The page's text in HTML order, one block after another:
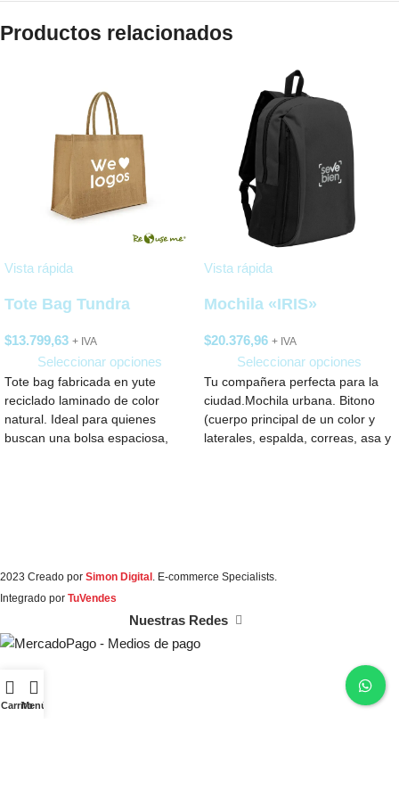
Productos relacionados
Vista rápida
Tote Bag Tundra
$13.799,63 + IVA
Seleccionar opciones
Tote bag fabricada en yute
reciclado laminado de color
natural. Ideal para quienes
buscan una bolsa espaciosa,
Vista rápida
Mochila «IRIS»
$20.376,96 + IVA
Seleccionar opciones
Tu compañera perfecta para la
ciudad.Mochila urbana. Bitono
(cuerpo principal de un color y
laterales, espalda, correas, asa y
2023 Creado por Simon Digital . E-commerce Specialists.
Integrado por TuVendes
Nuestras Redes
CarritoMenú